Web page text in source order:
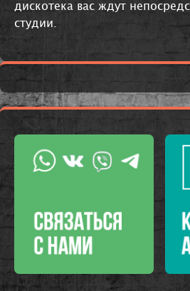
дискотека вас ждут
студии.